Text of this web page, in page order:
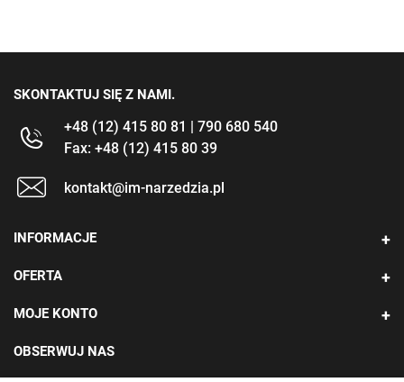
SKONTAKTUJ SIĘ Z NAMI.
+48 (12) 415 80 81 | 790 680 540
Fax: +48 (12) 415 80 39
kontakt@im-narzedzia.pl
INFORMACJE
OFERTA
MOJE KONTO
OBSERWUJ NAS